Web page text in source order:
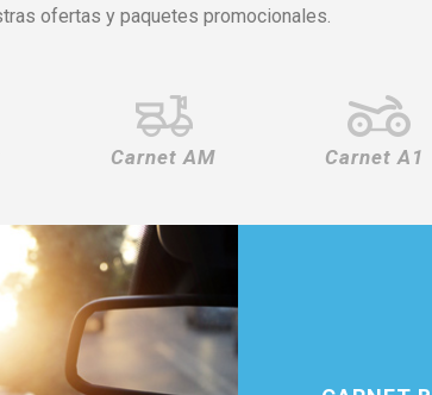
ofertas y paquetes promocionales.